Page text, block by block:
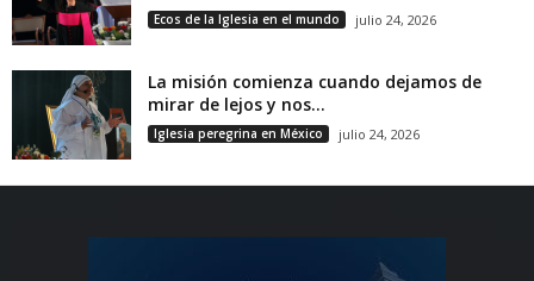
Ecos de la Iglesia en el mundo julio 24, 2026
La misión comienza cuando dejamos de
mirar de lejos y nos...
Iglesia peregrina en México julio 24, 2026